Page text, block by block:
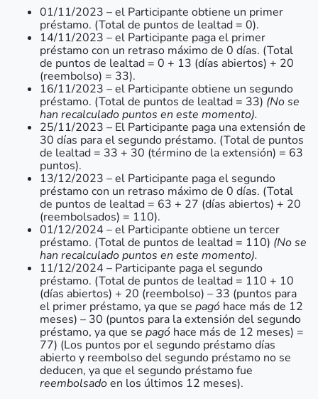
01/11/2023 – el Participante obtiene un primer
préstamo. (Total de puntos de lealtad = 0).
14/11/2023 – el Participante paga el primer
préstamo con un retraso máximo de 0 días. (Total
de puntos de lealtad = 0 + 13 (días abiertos) + 20
(reembolso) = 33).
16/11/2023 – el Participante obtiene un segundo
préstamo. (Total de puntos de lealtad = 33) (No se
han recalculado puntos en este momento).
25/11/2023 – El Participante paga una extensión de
30 días para el segundo préstamo. (Total de puntos
de lealtad = 33 + 30 (término de la extensión) = 63
puntos).
13/12/2023 – el Participante paga el segundo
préstamo con un retraso máximo de 0 días. (Total
de puntos de lealtad = 63 + 27 (días abiertos) + 20
(reembolsados) = 110).
01/12/2024 – el Participante obtiene un tercer
préstamo. (Total de puntos de lealtad = 110) (No se
han recalculado puntos en este momento).
11/12/2024 – Participante paga el segundo
préstamo. (Total de puntos de lealtad = 110 + 10
(días abiertos) + 20 (reembolso) – 33 (puntos para
el primer préstamo, ya que se pagó hace más de 12
meses) – 30 (puntos para la extensión del segundo
préstamo, ya que se pagó hace más de 12 meses) =
77) (Los puntos por el segundo préstamo días
abierto y reembolso del segundo préstamo no se
deducen, ya que el segundo préstamo fue
reembolsadoen los últimos 12 meses).